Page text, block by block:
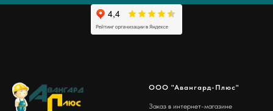
ООО "Авангард-Плюс"
Заказ в интернет-магазине